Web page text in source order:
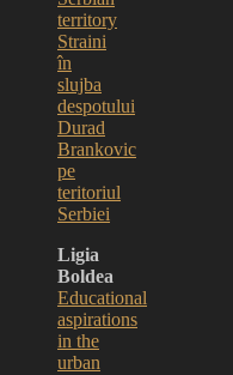
territory
Straini
în
slujba
despotului
Durad
Brankovic
pe
teritoriul
Serbiei
Ligia
Boldea
Educational
aspirations
in the
urban